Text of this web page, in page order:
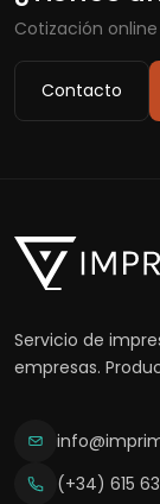
Cotización
Contacto
Servicio de
empresas.
(+34) 615